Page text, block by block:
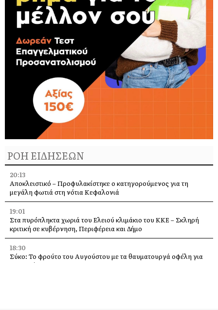
ΡΟΗ ΕΙΔΗΣΕΩΝ
20:13
Αποκλειστικό – Προφυλακίστηκε ο κατηγορούμενος για τη
μεγάλη φωτιά στη νότια Κεφαλονιά
19:01
Στα πυρόπληκτα χωριά του Ελειού κλιμάκιο του ΚΚΕ – Σκληρή
κριτική σε κυβέρνηση, Περιφέρεια και Δήμο
18:30
Σύκο: Το φρούτο του Αυγούστου με τα θαυματουργά οφέλη για
την υγεία